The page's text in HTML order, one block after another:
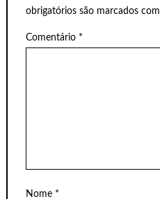
obrigatórios são marcados com
Comentário *
Nome *